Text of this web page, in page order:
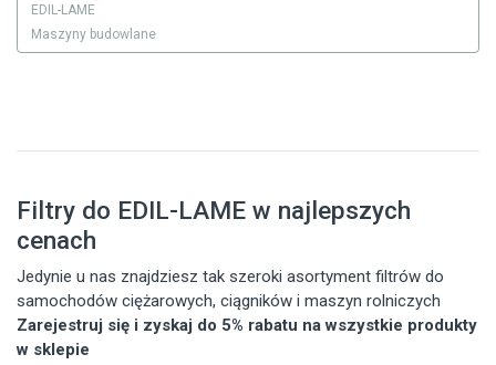
EDIL-LAME
Maszyny budowlane
Filtry do EDIL-LAME w najlepszych
cenach
Jedynie u nas znajdziesz tak szeroki asortyment filtrów do
samochodów ciężarowych, ciągników i maszyn rolniczych
Zarejestruj się i zyskaj do 5% rabatu na wszystkie produkty
w sklepie